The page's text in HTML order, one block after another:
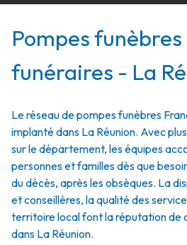
Pompes
funéraires - La
Le réseau de pompes funèbres
implanté dans La Réunion. Avec
sur le département, les équipes
personnes et familles dès que
du décès, après les obsèques. La
et conseillères, la qualité des
territoire local font la réputation de
dans La Réunion.